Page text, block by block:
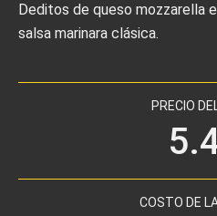
Deditos de queso mozzarella
salsa marinara clásica.
PRECIO
COSTO DE